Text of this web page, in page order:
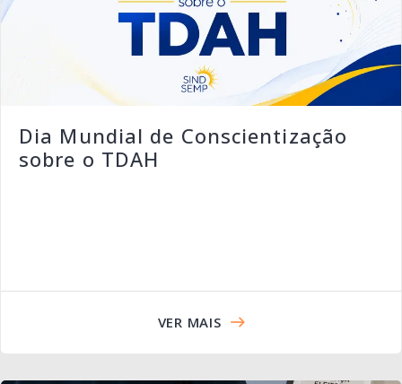
Dia Mundial de Conscientização
sobre o TDAH
VER MAIS